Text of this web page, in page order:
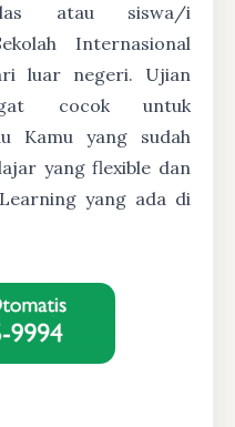
atau siswa/i
Internasional
luar negeri. Ujian
cocok untuk
Kamu yang sudah
yang flexible dan
yang ada di